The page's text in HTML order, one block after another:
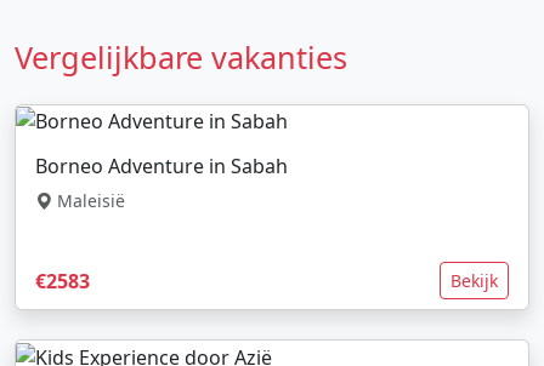
Vergelijkbare vakanties
Borneo Adventure in Sabah
Maleisië
€2583 Bekijk